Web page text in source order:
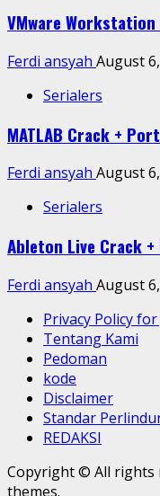
VMware
Ferdi ansyah August
Serialers
MATLAB Crack +
Ferdi ansyah August
Serialers
Ableton Live Crack
Ferdi ansyah August
Privacy Policy
Tentang Kami
Pedoman
kode
Disclaimer
Standar
REDAKSI
Copyright © All rights
themes.